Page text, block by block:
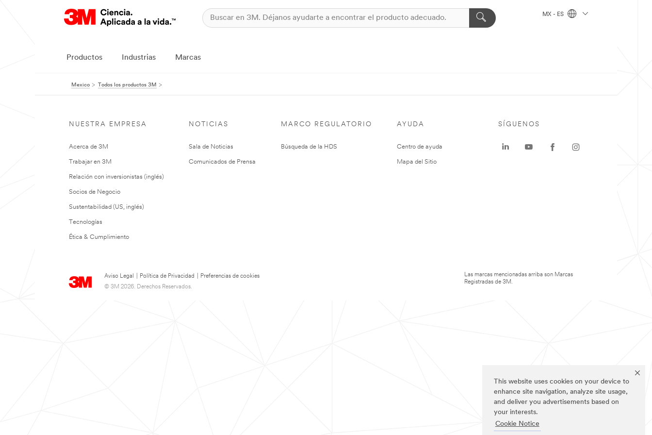
This website uses cookies on your device to
enhance site navigation, analyze site usage,
and deliver you advertisements based on
your interests.
Cookie Notice
MX - ES
Productos Industrias Marcas
Mexico Todos los productos 3M
NUESTRA EMPRESA
Acerca de 3M
Trabajar en 3M
Relación con inversionistas (inglés)
Socios de Negocio
Sustentabilidad (US, inglés)
Tecnologías
Ética & Cumplimiento
NOTICIAS
Sala de Noticias
Comunicados de Prensa
MARCO REGULATORIO
Búsqueda de la HDS
AYUDA
Centro de ayuda
Mapa del Sitio
Aviso Legal Política de Privacidad
Preferencias de cookies
© 3M 2026. Derechos Reservados.
SÍGUENOS
Las marcas mencionadas arriba son Marcas
Registradas de 3M.